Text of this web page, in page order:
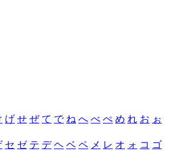
げ せ ぜ て で ね へ べ ぺ め れ お ぉ
セ ゼ テ デ ヘ ベ ペ メ レ オ ォ コ ゴ